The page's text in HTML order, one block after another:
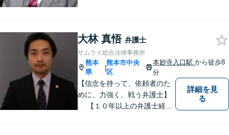
ート。企業からのご相談も承
ります【交通事故】弁護士費
用特約の利用可【夜間・休日
面談可】
大林 真悟 弁護士
サムライ総合法律事務所
熊本
県
|
熊本市中央
区
本妙寺入口駅から徒歩8
分
【信念を持って、依頼者のた
めに、力強く、戦う弁護士】
【１０年以上の弁護士経
詳細を見
る